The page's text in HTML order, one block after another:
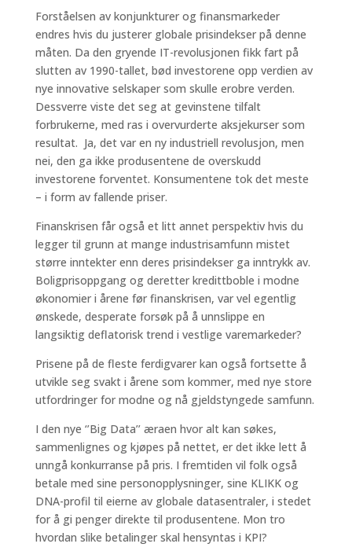
Forståelsen av konjunkturer og finansmarkeder
endres hvis du justerer globale prisindekser på denne
måten. Da den gryende IT-revolusjonen fikk fart på
slutten av 1990-tallet, bød investorene opp verdien av
nye innovative selskaper som skulle erobre verden.
Dessverre viste det seg at gevinstene tilfalt
forbrukerne, med ras i overvurderte aksjekurser som
resultat. Ja, det var en ny industriell revolusjon, men
nei, den ga ikke produsentene de overskudd
investorene forventet. Konsumentene tok det meste
– i form av fallende priser.
Finanskrisen får også et litt annet perspektiv hvis du
legger til grunn at mange industrisamfunn mistet
større inntekter enn deres prisindekser ga inntrykk av.
Boligprisoppgang og deretter kredittboble i modne
økonomier i årene før finanskrisen, var vel egentlig
ønskede, desperate forsøk på å unnslippe en
langsiktig deflatorisk trend i vestlige varemarkeder?
Prisene på de fleste ferdigvarer kan også fortsette å
utvikle seg svakt i årene som kommer, med nye store
utfordringer for modne og nå gjeldstyngede samfunn.
I den nye ‘’Big Data’’ æraen hvor alt kan søkes,
sammenlignes og kjøpes på nettet, er det ikke lett å
unngå konkurranse på pris. I fremtiden vil folk også
betale med sine personopplysninger, sine KLIKK og
DNA-profil til eierne av globale datasentraler, i stedet
for å gi penger direkte til produsentene. Mon tro
hvordan slike betalinger skal hensyntas i KPI?